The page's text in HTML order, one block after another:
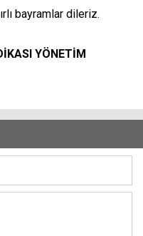
bayramlar dileriz.
YÖNETİM